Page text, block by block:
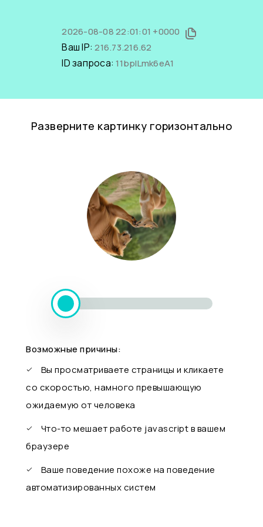
2026-08-08 22:01:01 +0000
Ваш IP:216.73.216.62
ID запроса:11bpILmk6eA1
Разверните картинку горизонтально
Возможные причины:
Вы просматриваете страницы и кликаете
со скоростью, намного превышающую
ожидаемую от человека
Что-то мешает работе javascript в вашем
браузере
Ваше поведение похоже на поведение
автоматизированных систем